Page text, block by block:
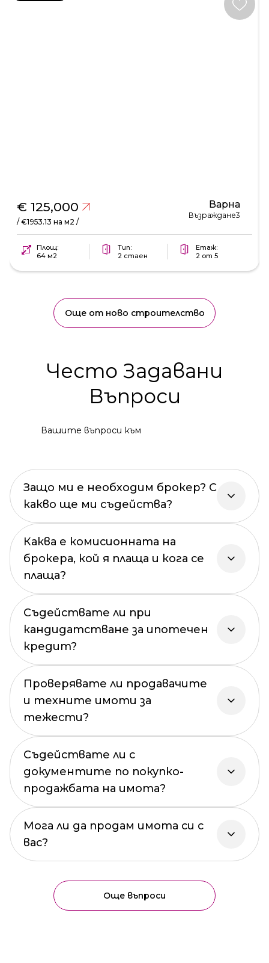
€ 125,000
/ €1953.13 на м2 /
Варна
Възраждане3
Площ:
64 м2
Тип:
2 стаен
Етаж:
2 от 5
Още от ново строителство
Често Задавани
Въпроси
Вашите въпроси към
Защо ми е необходим брокер? С
какво ще ми съдейства?
Каква е комисионната на
брокера, кой я плаща и кога се
плаща?
Съдействате ли при
кандидатстване за ипотечен
кредит?
Проверявате ли продавачите
и техните имоти за
тежести?
Съдействате ли с
документите по покупко-
продажбата на имота?
Мога ли да продам имота си с
вас?
Още въпроси